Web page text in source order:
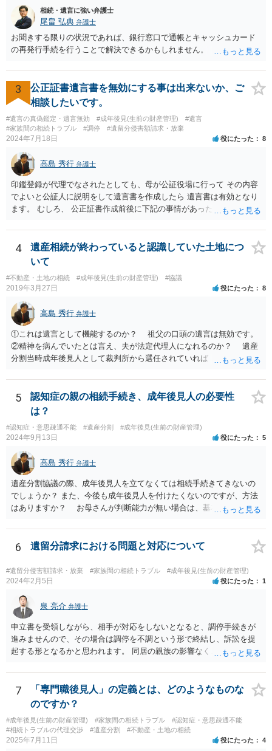
相続・遺言に強い弁護士
尾畠 弘典 弁護士
お聞きする限りの状況であれば、銀行窓口で通帳とキャッシュカード
の再発行手続を行うことで解決できるかもしれません。
3
公正証書遺言書を無効にする事は出来ないか、ご
相談したいです。
#遺言の真偽鑑定・遺言無効 #成年後見(生前の財産管理)
#遺言
#家族間の相続トラブル
#調停 #遺留分侵害額請求・放棄
2024年7月18日 役にたった 8
高島 秀行 弁護士
印鑑登録が代理でなされたとしても、母が公証役場に行って その内容
でよいと公証人に説明をして遺言書を作成したら 遺言書は有効となり
ます。 むしろ、 公正証書作成前後に下記の事情があったことが証明で
月に携帯が新しくなった母からの第一声は「ここにいたら殺される」
「面会に来てくれ」で、長男に聞くと「面会は出来ない。俺は携帯電
話の使い方を教える為に会っている」「母の話は聞かなくて良い」と
電話が切れました。その後の電話でも「食事に毒が入っている」「体
にチップが埋められている」等、おかしかったです。 当時の診療記
録、介護認定の資料、介護記録を取得して 弁護士に面談で相談された
方がよいと思います。
4
遺産相続が終わっていると認識していた土地につ
いて
#不動産・土地の相続 #成年後見(生前の財産管理) #協議
2019年3月27日 役にたった 8
高島 秀行 弁護士
①これは遺言として機能するのか？ 祖父の口頭の遺言は無効です。
②精神を病んでいたとは言え、夫が法定代理人になれるのか？ 遺産
分割当時成年後見人として裁判所から選任されていれば 法定代理人
か？ 返せという主張は、取り消し又は無効を認める主張になるので
そのような主張はこちらからしない方がよいと思います。 ④財産分
与が終わったと認識しているのに今更土地の相続をやり直せるのか？
２０００年４月ということだと１９年前の話です。 その当時、成
年後見人に選任されていたのかわかりませんが 成年後見人が選任さ
れていなければ 遺産分割協議は有効の可能性があります。 無効で
も時効取得あるいは消滅時効にかかっている 可能性があります。
弁護士に詳しい事情を説明して面談で相談した方がよいと思いま
す。
5
認知症の親の相続手続き、成年後見人の必要性
は？
#認知症・意思疎通不能 #遺産分割 #成年後見(生前の財産管理)
2024年9月13日 役にたった 5
高島 秀行 弁護士
遺産分割協議の際、成年後見人を立てなくては相続手続きてきないの
でしょうか？ また、今後も成年後見人を付けたくないのですが、方法
はありますか？ お母さんが判断能力が無い場合は、基本的に成年後
立て、お母さんに特別代理人をつけるという方法も考えられますが、
遺産分割だけでなく、その後の取得した遺産の管理もありますので
遺産分割審判や遺産分割調停を申し立て、お母さんに特別代理人をつ
けるということでは解決できなさそうなので 後見人をつけるよう求め
られると思います。 弁護士に面談で相談された方がよいと思いま
6 遺留分請求における問題と対応について
#遺留分侵害額請求・放棄 #家族間の相続トラブル #成年後見(生前の財産管理)
2024年2月5日 役にたった 1
泉 亮介 弁護士
申立書を受領しながら、相手が対応をしないとなると、調停手続きが
進みませんので、その場合は調停を不調という形で終結し、訴訟を提
起する形となるかと思われます。 同居の親族の影響なく、というのは
め、後からひっくり返すということは難しくなってくるかと思われま
す。 公開相談の場でのご相談については、どうしても限界が出てしま
うため、一度個別にご相談をされることをお勧めいたします。
7
「専門職後見人」の定義とは、どのようなものな
のですか？
#成年後見(生前の財産管理) #家族間の相続トラブル
#認知症・意思疎通不能
#相続トラブルの代理交渉
#遺産分割 #不動産・土地の相続
2025年7月11日 役にたった 4